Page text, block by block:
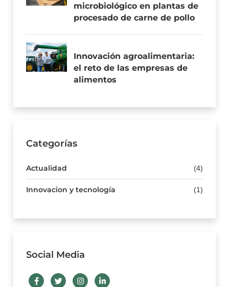
microbiológico en plantas de
procesado de carne de pollo
Innovación agroalimentaria:
el reto de las empresas de
alimentos
Categorías
Actualidad (4)
Innovacion y tecnología (1)
Social Media